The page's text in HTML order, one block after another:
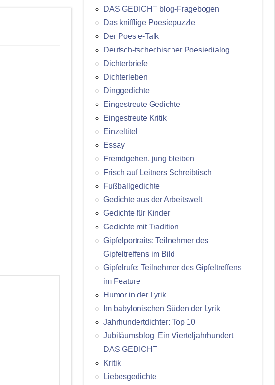
DAS GEDICHT blog-Fragebogen
Das knifflige Poesiepuzzle
Der Poesie-Talk
Deutsch-tschechischer Poesiedialog
Dichterbriefe
Dichterleben
Dinggedichte
Eingestreute Gedichte
Eingestreute Kritik
Einzeltitel
Essay
Fremdgehen, jung bleiben
Frisch auf Leitners Schreibtisch
Fußballgedichte
Gedichte aus der Arbeitswelt
Gedichte für Kinder
Gedichte mit Tradition
Gipfelportraits: Teilnehmer des
Gipfeltreffens im Bild
Gipfelrufe: Teilnehmer des Gipfeltreffens
im Feature
Humor in der Lyrik
Im babylonischen Süden der Lyrik
Jahrhundertdichter: Top 10
Jubiläumsblog. Ein Vierteljahrhundert
DAS GEDICHT
Kritik
Liebesgedichte